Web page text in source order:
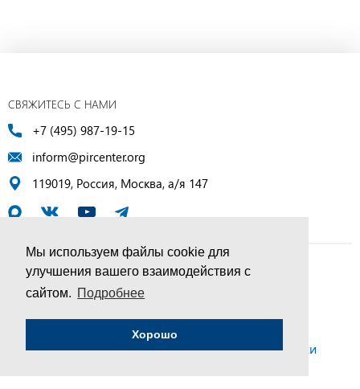
Мы используем файлы cookie для
улучшения вашего взаимодействия с
сайтом. Подробнее
Хорошо
СВЯЖИТЕСЬ С НАМИ
+7 (495) 987-19-15
inform@pircenter.org
119019, Россия, Москва, а/я 147
© ПИР-Центр, 1994–2025 | Все права защищены
Соглашение об обработке персональных данных
Политика конфиденциальности и условия обработки